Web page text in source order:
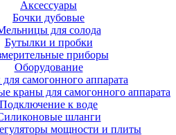
Аксессуары
Бочки дубовые
для солода
Бутылки и пробки
приборы
Оборудование
самогонного аппарата
краны для самогонного аппарата
Подключение к воде
шланги
мощности и плиты